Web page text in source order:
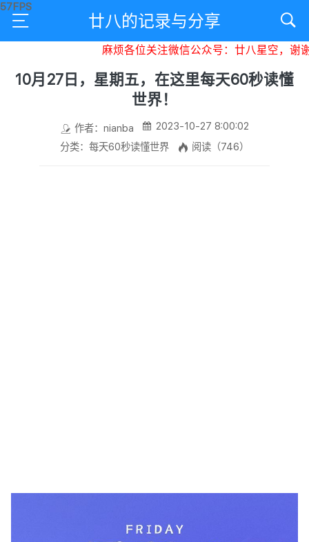
廿八的记录与分享
麻烦各位关注微信公众号：廿八星空，谢谢大
10月27日，星期五，在这里每天60秒读懂
世界！
作者：nianba
2023-10-27 8:00:02
分类：每天60秒读懂世界
阅读（746）